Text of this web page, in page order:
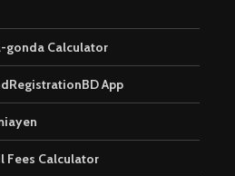
gonda Calculator
App
Fees Calculator